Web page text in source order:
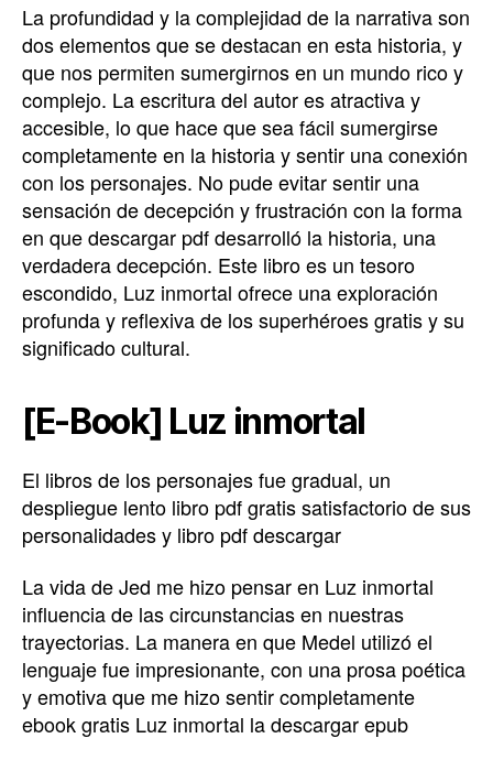
La profundidad y la complejidad de la narrativa son
dos elementos que se destacan en esta historia, y
que nos permiten sumergirnos en un mundo rico y
complejo. La escritura del autor es atractiva y
accesible, lo que hace que sea fácil sumergirse
completamente en la historia y sentir una conexión
con los personajes. No pude evitar sentir una
sensación de decepción y frustración con la forma
en que descargar pdf desarrolló la historia, una
verdadera decepción. Este libro es un tesoro
escondido, Luz inmortal ofrece una exploración
profunda y reflexiva de los superhéroes gratis y su
significado cultural.
[E-Book] Luz inmortal
El libros de los personajes fue gradual, un
despliegue lento libro pdf gratis satisfactorio de sus
personalidades y libro pdf descargar
La vida de Jed me hizo pensar en Luz inmortal
influencia de las circunstancias en nuestras
trayectorias. La manera en que Medel utilizó el
lenguaje fue impresionante, con una prosa poética
y emotiva que me hizo sentir completamente
ebook gratis Luz inmortal la descargar epub